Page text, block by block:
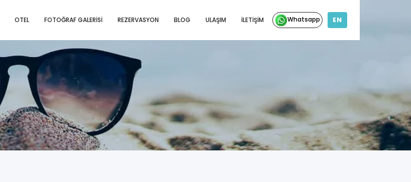
OTEL FOTOĞRAF GALERISI REZERVASYON BLOG ULAŞIM İLETIŞIM Whatsapp EN